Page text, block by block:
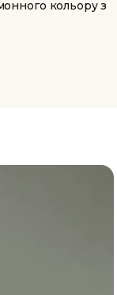
кольору з